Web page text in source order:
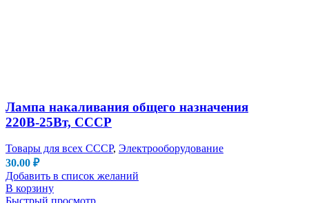
Лампа накаливания общего назначения
220В-25Вт, СССР
Товары для всех СССР, Электрооборудование
30.00 ₽
Добавить в список желаний
В корзину